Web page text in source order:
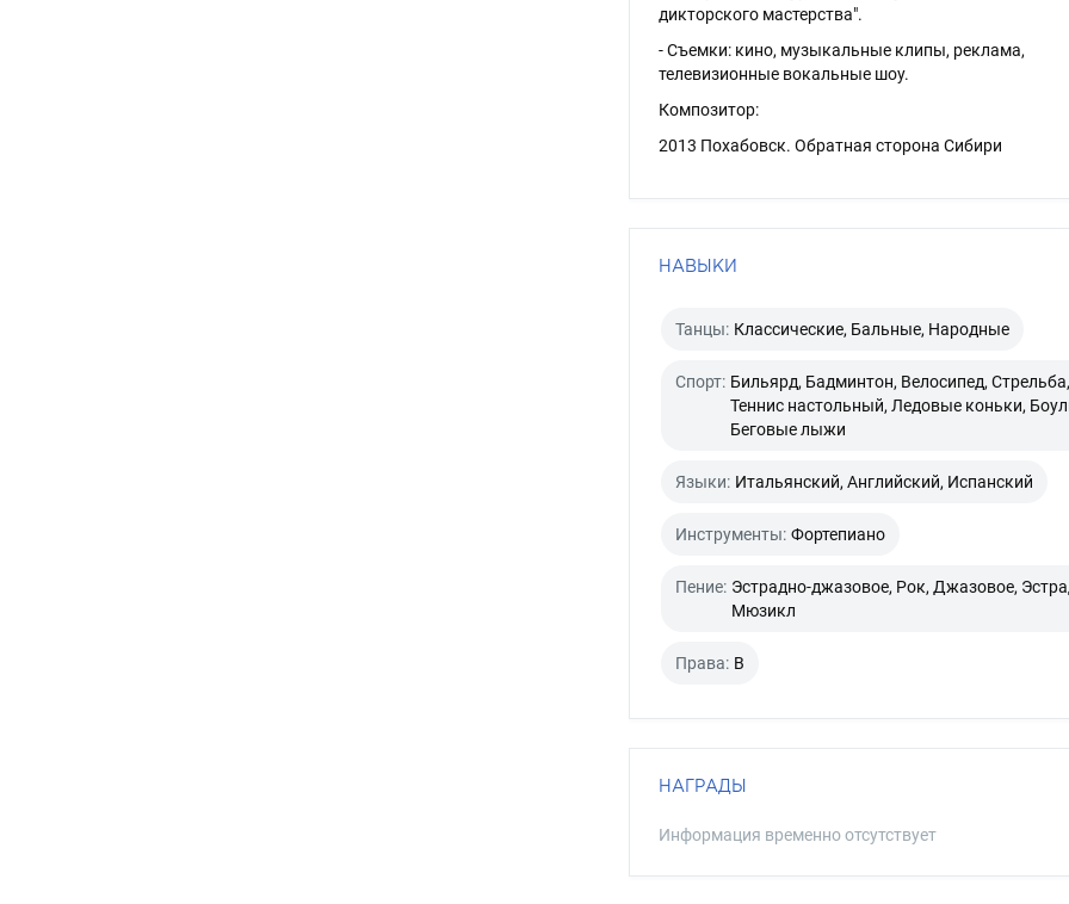
дикторского мастерства".
- Съемки: кино, музыкальные клипы, реклама,
телевизионные вокальные шоу.
Композитор:
2013 Похабовск. Обратная сторона Сибири
НАВЫКИ
Танцы: Классические, Бальные, Народные
Спорт: Бильярд, Бадминтон, Велосипед, Стрельба,
Теннис настольный, Ледовые коньки,
Беговые лыжи
Языки: Итальянский, Английский, Испанский
Инструменты: Фортепиано
Пение: Эстрадно-джазовое, Рок, Джазовое,
Мюзикл
Права: B
НАГРАДЫ
Информация временно отсутствует